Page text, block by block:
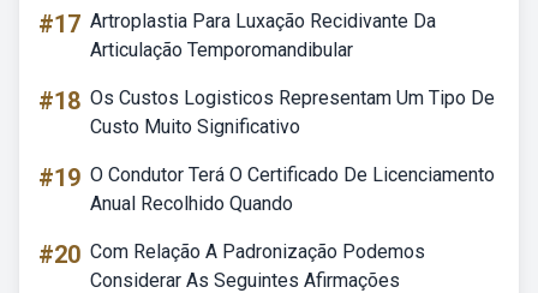
#17 Artroplastia Para Luxação Recidivante Da
Articulação Temporomandibular
#18 Os Custos Logisticos Representam Um Tipo De
Custo Muito Significativo
#19 O Condutor Terá O Certificado De Licenciamento
Anual Recolhido Quando
#20 Com Relação A Padronização Podemos
Considerar As Seguintes Afirmações